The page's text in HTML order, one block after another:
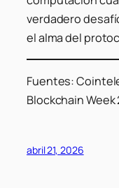
verdadero
el alma del
Fuentes:
Blockchain Week
abril 21, 2026